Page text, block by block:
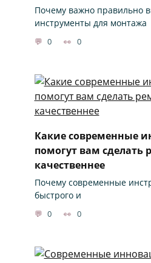
Почему важно правильно
инструменты для монтажа
0 0
Какие современные
помогут вам сделать
качественнее
Почему современные
быстрого и
0 0